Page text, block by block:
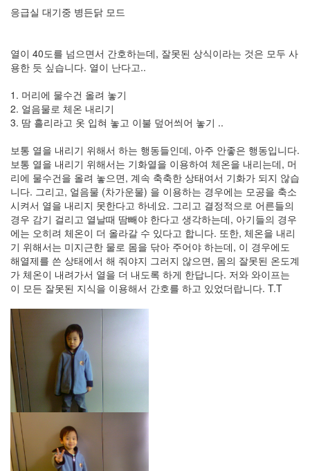
응급실 대기중 병든닭 모드
열이 40도를 넘으면서 간호하는데, 잘못된 상식이라는 것은 모두 사
용한 듯 싶습니다. 열이 난다고..
1. 머리에 물수건 올려 놓기
2. 얼음물로 체온 내리기
3. 땀 흘리라고 옷 입혀 놓고 이불 덮어씌어 놓기 ..
보통 열을 내리기 위해서 하는 행동들인데, 아주 안좋은 행동입니다.
보통 열을 내리기 위해서는 기화열을 이용하여 체온을 내리는데, 머
리에 물수건을 올려 놓으면, 계속 축축한 상태여서 기화가 되지 않습
니다. 그리고, 얼음물 (차가운물) 을 이용하는 경우에는 모공을 축소
시켜서 열을 내리지 못한다고 하네요. 그리고 결정적으로 어른들의
경우 감기 걸리고 열날때 땀빼야 한다고 생각하는데, 아기들의 경우
에는 오히려 체온이 더 올라갈 수 있다고 합니다. 또한, 체온을 내리
기 위해서는 미지근한 물로 몸을 닦아 주어야 하는데, 이 경우에도
해열제를 쓴 상태에서 해 줘야지 그러지 않으면, 몸의 잘못된 온도계
가 체온이 내려가서 열을 더 내도록 하게 한답니다. 저와 와이프는
이 모든 잘못된 지식을 이용해서 간호를 하고 있었더랍니다. T.T
192
주
주
절
30
군
이
11
둘
째
사
고
일
지
3
Tech
143
안
녕
리
스
42
프
로
그
래
밍
57
Mozilla
23
Tip
&